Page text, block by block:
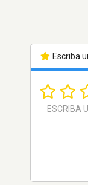
Escriba